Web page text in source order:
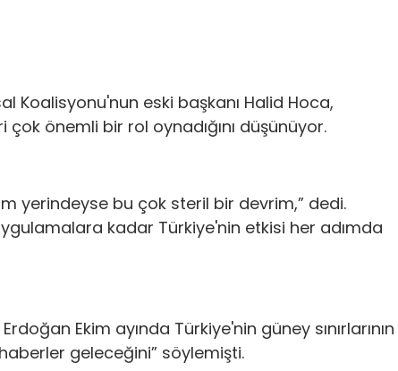
Koalisyonu'nun eski başkanı Halid Hoca,
önemli bir rol oynadığını düşünüyor.
yerindeyse bu çok steril bir devrim,” dedi.
kadar Türkiye'nin etkisi her adımda
Ekim ayında Türkiye'nin güney sınırlarının
geleceğini” söylemişti.